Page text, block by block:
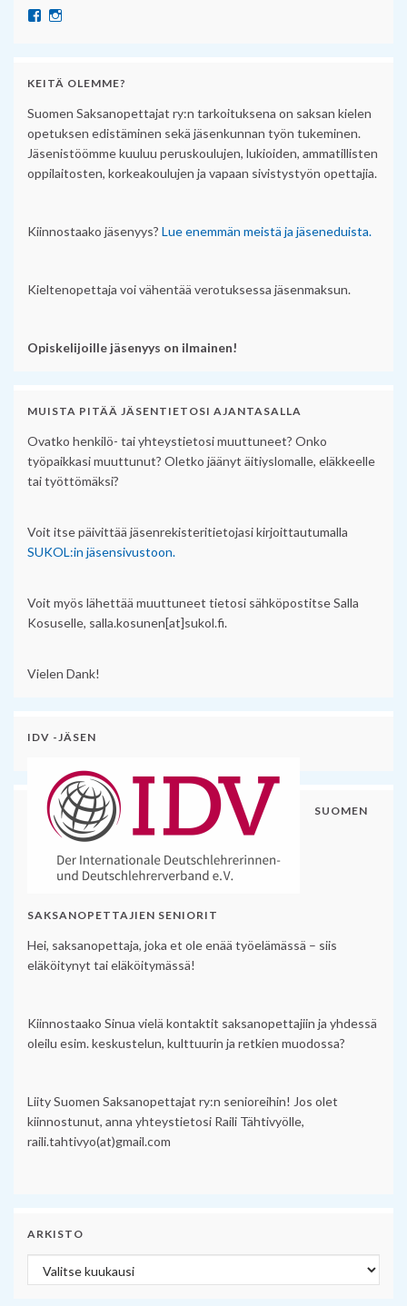
Näytä SuomenSaksanopettajat:n profiili Facebook palvelussa
KEITÄ OLEMME?
Suomen Saksanopettajat ry:n tarkoituksena on saksan kielen
opetuksen edistäminen sekä jäsenkunnan työn tukeminen.
Jäsenistöömme kuuluu peruskoulujen, lukioiden, ammatillisten
oppilaitosten, korkeakoulujen ja vapaan sivistystyön opettajia.
Kiinnostaako jäsenyys? Lue enemmän meistä ja jäseneduista.
Kieltenopettaja voi vähentää verotuksessa jäsenmaksun.
Opiskelijoille jäsenyys on ilmainen!
MUISTA PITÄÄ JÄSENTIETOSI AJANTASALLA
Ovatko henkilö- tai yhteystietosi muuttuneet? Onko
työpaikkasi muuttunut? Oletko jäänyt äitiyslomalle, eläkkeelle
tai työttömäksi?
Voit itse päivittää jäsenrekisteritietojasi kirjoittautumalla
SUKOL:in jäsensivustoon.
Voit myös lähettää muuttuneet tietosi sähköpostitse Salla
Kosuselle, salla.kosunen[at]sukol.fi.
Vielen Dank!
IDV -JÄSEN
SUOMEN
SAKSANOPETTAJIEN SENIORIT
Hei, saksanopettaja, joka et ole enää työelämässä – siis
eläköitynyt tai eläköitymässä!
Kiinnostaako Sinua vielä kontaktit saksanopettajiin ja yhdessä
oleilu esim. keskustelun, kulttuurin ja retkien muodossa?
Liity Suomen Saksanopettajat ry:n senioreihin! Jos olet
kiinnostunut, anna yhteystietosi Raili Tähtivyölle,
raili.tahtivyo(at)gmail.com
ARKISTO
Arkisto